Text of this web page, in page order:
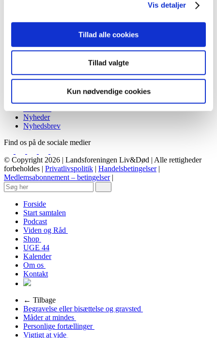
Vis detaljer
Tillad alle cookies
Tillad valgte
Kun nødvendige cookies
Om os
Filmoversigt
Vores historie
Nyheder
Nyhedsbrev
Find os på de sociale medier
© Copyright 2026 | Landsforeningen Liv&Død | Alle rettigheder
forbeholdes | Privatlivspolitik | Handelsbetingelser|
Medlemsabonnement – betingelser|
Forside
Start samtalen
Podcast
Viden og Råd
Shop
UGE 44
Kalender
Om os
Kontakt
← Tilbage
Begravelse eller bisættelse og gravsted
Måder at mindes
Personlige fortællinger
Vigtigt at vide